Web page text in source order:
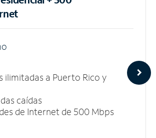
o
ilimitadas a Puerto Rico y
caídas
de Internet de 500 Mbps